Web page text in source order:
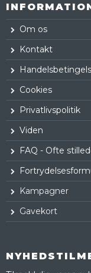
Om os
Kontakt
Cookies
Privatlivspolitik
Viden
FAQ - Ofte
Kampagner
Gavekort